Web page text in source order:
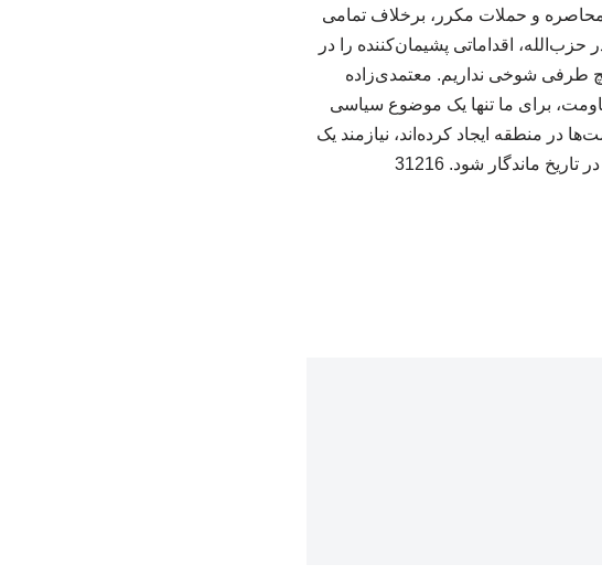
محاصره و حملات مکرر، برخلاف تمامی
اقداماتی پشیمان‌کننده را در
طرفی شوخی نداریم. معتمدی‌زاده
برای ما تنها یک موضوع سیاسی
منطقه ایجاد کرده‌اند، نیازمند یک
ماندگار شود. 31216